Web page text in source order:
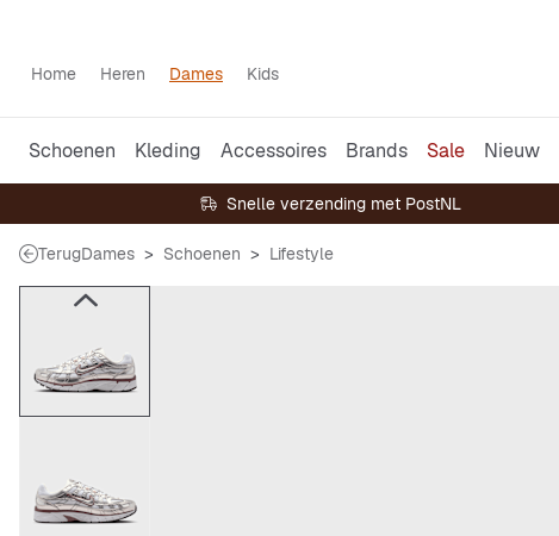
Home Heren Dames Kids
Schoenen Kleding Accessoires Brands Sale Nieuw
Snelle verzending met PostNL
TerugDames Schoenen Lifestyle